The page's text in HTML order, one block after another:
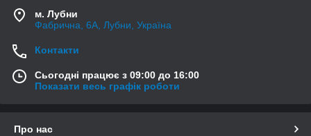
м. Лубни
Фабрична, 6А, Лубни, Україна
Контакти
Сьогодні працює з 09:00 до 16:00
Показати весь графік роботи
Про нас